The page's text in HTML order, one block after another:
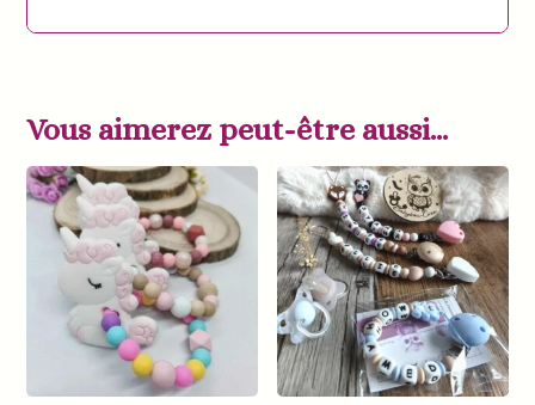
Vous aimerez peut-être aussi…